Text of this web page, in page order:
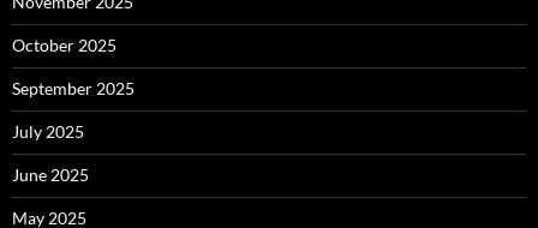
October 2025
September 2025
July 2025
June 2025
May 2025